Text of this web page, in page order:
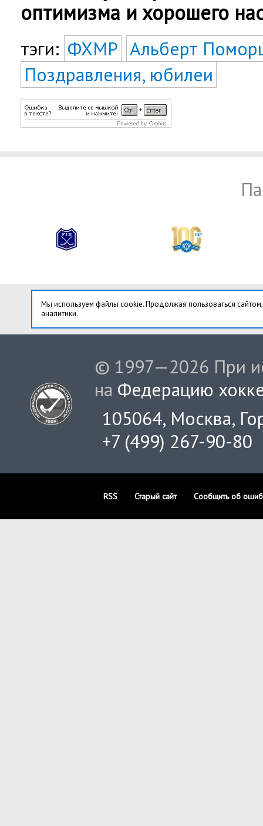
оптимизма и хорошего
тэги: ФХМР Альберт
Поздравления, юбилеи
Мы используем файлы cookie. Продолжая пользоваться
аналитики.
© 1997—2026 При
на Федерацию
105064, Москва,
+7 (499) 267-90-80
RSS Старый сайт Сообщить об